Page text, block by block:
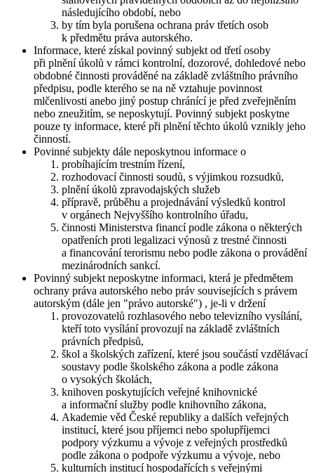
následujícího období, nebo
by tím byla porušena ochrana práv třetích osob
k předmětu práva autorského.
Informace, které získal povinný subjekt od třetí osoby
při plnění úkolů v rámci kontrolní, dozorové, dohledové nebo
obdobné činnosti prováděné na základě zvláštního právního
předpisu, podle kterého se na ně vztahuje povinnost
mlčenlivosti anebo jiný postup chránící je před zveřejněním
nebo zneužitím, se neposkytují. Povinný subjekt poskytne
pouze ty informace, které při plnění těchto úkolů vznikly jeho
činností.
Povinné subjekty dále neposkytnou informace o
probíhajícím trestním řízení,
rozhodovací činnosti soudů, s výjimkou rozsudků,
plnění úkolů zpravodajských služeb
přípravě, průběhu a projednávání výsledků kontrol
v orgánech Nejvyššího kontrolního úřadu,
činnosti Ministerstva financí podle zákona o některých
opatřeních proti legalizaci výnosů z trestné činnosti
a financování terorismu nebo podle zákona o provádění
mezinárodních sankcí.
Povinný subjekt neposkytne informaci, která je předmětem
ochrany práva autorského nebo práv souvisejících s právem
autorským (dále jen "právo autorské") , je-li v držení
provozovatelů rozhlasového nebo televizního vysílání,
kteří toto vysílání provozují na základě zvláštních
právních předpisů,
škol a školských zařízení, které jsou součástí vzdělávací
soustavy podle školského zákona a podle zákona
o vysokých školách,
knihoven poskytujících veřejné knihovnické
a informační služby podle knihovního zákona,
Akademie věd České republiky a dalších veřejných
institucí, které jsou příjemci nebo spolupříjemci
podpory výzkumu a vývoje z veřejných prostředků
podle zákona o podpoře výzkumu a vývoje, nebo
kulturních institucí hospodařících s veřejnými